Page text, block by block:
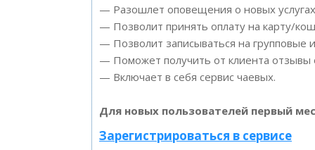
— Разошлет оповещения о новых
— Позволит принять оплату на карту/
— Позволит записываться на групповые
— Поможет получить от клиента отзывы
— Включает в себя сервис чаевых.
Для новых пользователей первый
Зарегистрироваться в сервисе